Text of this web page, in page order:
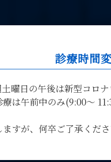
診療時間
曜日の午後は新型コロ
は午前中のみ(9:00～
すが、何卒ご了承くださ
成分を、注射、内服など